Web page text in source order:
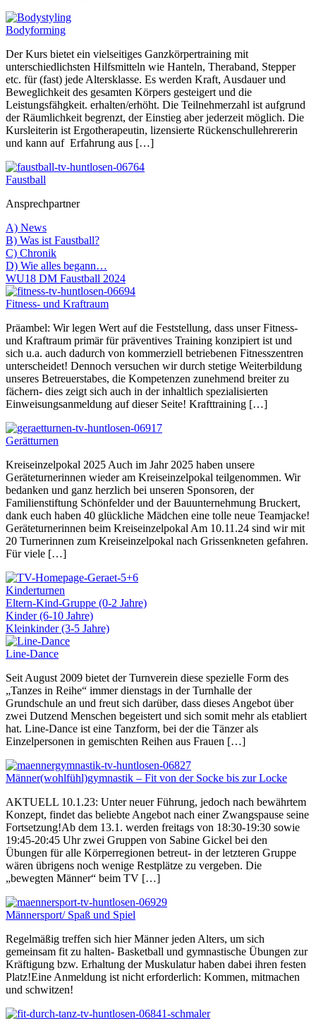
Bodyforming
Der Kurs bietet ein vielseitiges Ganzkörpertraining mit
unterschiedlichsten Hilfsmitteln wie Hanteln, Theraband, Stepper
etc. für (fast) jede Altersklasse. Es werden Kraft, Ausdauer und
Beweglichkeit des gesamten Körpers gesteigert und die
Leistungsfähgkeit. erhalten/erhöht. Die Teilnehmerzahl ist aufgrund
der Räumlichkeit begrenzt, der Einstieg aber jederzeit möglich. Die
Kursleiterin ist Ergotherapeutin, lizensierte Rückenschullehrererin
und kann auf Erfahrung aus […]
Faustball
Ansprechpartner
A) News
B) Was ist Faustball?
C) Chronik
D) Wie alles begann…
WU18 DM Faustball 2024
Fitness- und Kraftraum
Präambel: Wir legen Wert auf die Feststellung, dass unser Fitness-
und Kraftraum primär für präventives Training konzipiert ist und
sich u.a. auch dadurch von kommerziell betriebenen Fitnesszentren
unterscheidet! Dennoch versuchen wir durch stetige Weiterbildung
unseres Betreuerstabes, die Kompetenzen zunehmend breiter zu
fächern- dies zeigt sich auch in der inhaltlich spezialisierten
Einweisungsanmeldung auf dieser Seite! Krafttraining […]
Gerätturnen
Kreiseinzelpokal 2025 Auch im Jahr 2025 haben unsere
Geräteturnerinnen wieder am Kreiseinzelpokal teilgenommen. Wir
bedanken und ganz herzlich bei unseren Sponsoren, der
Familienstiftung Schönfelder und der Bauunternehmung Bruckert,
dank euch haben 40 glückliche Mädchen eine tolle neue Teamjacke!
Geräteturnerinnen beim Kreiseinzelpokal Am 10.11.24 sind wir mit
20 Turnerinnen zum Kreiseinzelpokal nach Grissenkneten gefahren.
Für viele […]
Kinderturnen
Eltern-Kind-Gruppe (0-2 Jahre)
Kinder (6-10 Jahre)
Kleinkinder (3-5 Jahre)
Line-Dance
Seit August 2009 bietet der Turnverein diese spezielle Form des
„Tanzes in Reihe“ immer dienstags in der Turnhalle der
Grundschule an und freut sich darüber, dass dieses Angebot über
zwei Dutzend Menschen begeistert und sich somit mehr als etabliert
hat. Line-Dance ist eine Tanzform, bei der die Tänzer als
Einzelpersonen in gemischten Reihen aus Frauen […]
Männer(wohlfühl)gymnastik – Fit von der Socke bis zur Locke
AKTUELL 10.1.23: Unter neuer Führung, jedoch nach bewährtem
Konzept, findet das beliebte Angebot nach einer Zwangspause seine
Fortsetzung!Ab dem 13.1. werden freitags von 18:30-19:30 sowie
19:45-20:45 Uhr zwei Gruppen von Sabine Gickel bei den
Übungen für alle Körperregionen betreut- in der letzteren Gruppe
wären übrigens noch wenige Restplätze zu vergeben. Die
„bewegten Männer“ beim TV […]
Männersport/ Spaß und Spiel
Regelmäßig treffen sich hier Männer jeden Alters, um sich
gemeinsam fit zu halten- Basketball und gymnastische Übungen zur
Kräftigung bzw. Erhaltung der Muskulatur haben dabei ihren festen
Platz!Eine Anmeldung ist nicht erforderlich: Kommen, mitmachen
und schwitzen!